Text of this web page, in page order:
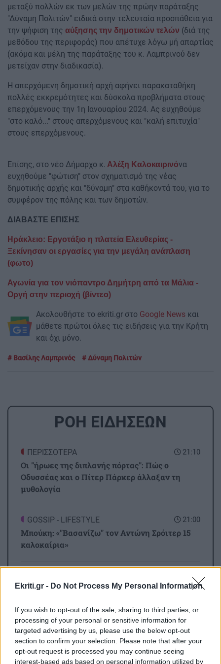
Ekriti.gr - Do Not Process My Personal Information
If you wish to opt-out of the sale, sharing to third parties, or
processing of your personal or sensitive information for
targeted advertising by us, please use the below opt-out
section to confirm your selection. Please note that after your
opt-out request is processed you may continue seeing
interest-based ads based on personal information utilized by
μεταξύ πολλών εκ των μελών της πρώην παράταξης
"Δύναμη Πολιτών" ειδικά στην τελευταία προσπάθεια για
την ψήφιση της αύξησης την δημοτικών τελών (διά της
μεθόδου της περιφοράς) που απέτυχε λόγω μή απαρτίας
(ακόμα και μέλη της παράταξης του κ. Λαμπρινού δεν
μετείχαν στην διαδικασία).
Η απερχόμενη δημοτική αρχή αφήνει παρακαταθήκη
πολλές εκκρεμότητες και δύσκολα προβλήματα στους
επερχόμενους την 1η Ιανουαρίου 2024. Ας ευχηθούμε
"στο καλό..." στους απερχόμενους και "καλή επιτυχία"
στους επερχόμενους.
Επίσης, στο νέο Δήμαρχο κ. Αλέξη Καλοκαιρινόνα
ευχηθούμε "φώτιση" στον σχηματισμό της νέας
δημοτικής αρχής και "δύναμη" στα καθήκοντά του, για το
συμφέρον της πόλης και των δημοτών.
ΔΙΑΒΑΣΤΕ ΕΠΙΣΗΣ
Ηράκλειο: Εργοτάξιο η πλατεία Ελευθερίας -
Ξεκίνησαν οι εργασίες για την μεγάλη ανάπλαση
(φωτο)
Αγωνία για τον νιόπαντρο Δημήτρη από τα Μάλια -
Οργή στην περιοχή (βίντεο)
Ακολουθήστε το ekriti.gr στο Google News και
μάθετε πρώτοι όλες τις ειδήσεις για την Κρήτη
και όχι μόνο.
Βασίλης Λαμπρινός Δύναμη Πολιτών
ΡΟΗ ΕΙΔΗΣΕΩΝ
21:10
ΠΕΡΙΣΣΟΤΕΡΑ
Οι "ήρωες της διπλανής πόρτας": Πώς ο
Οδυσσέας και ο Πίτερ Πάρκερ άλλαξαν τη
μυθολογία
21:00
GOSSIP - LIFESTYLE
Μπούκη: «"Βασανίζω" τον Αντώνη Σρόιτερ 15
καλοκαίρια»
Από τη Μίλατο στα Ανώγεια: Μια
ιστορία και ένα μαγικό ηλιοβασίλεμα!
20:48
ΚΡΗΤΗ
Το ΚΚΕ για ΒΟΑΚ και Καστέλι: Υπουργικές
Όλες οι ειδήσεις